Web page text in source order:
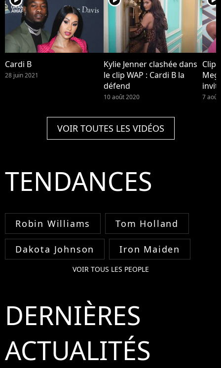
Cardi B
28 juin 2021
Kylie Jenner clashée dans
le clip WAP : Cardi B la
défend
10 août 2020
Clip
7 août
VOIR TOUTES LES VIDÉOS
TENDANCES
Robin Williams Tom Holland
Dakota Johnson Iron Maiden
VOIR TOUS LES PEOPLE
DERNIÈRES
ACTUALITÉS